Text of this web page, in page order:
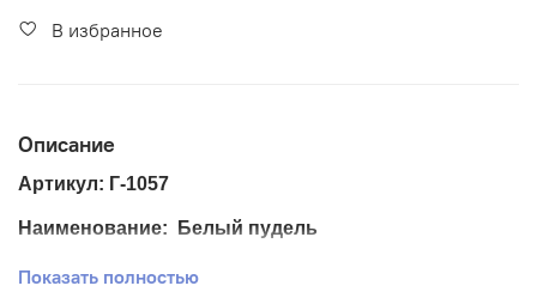
В избранное
Описание
Артикул: Г-1057
Наименование: Белый пудель
Размер ткани 30*40 см
Показать полностью